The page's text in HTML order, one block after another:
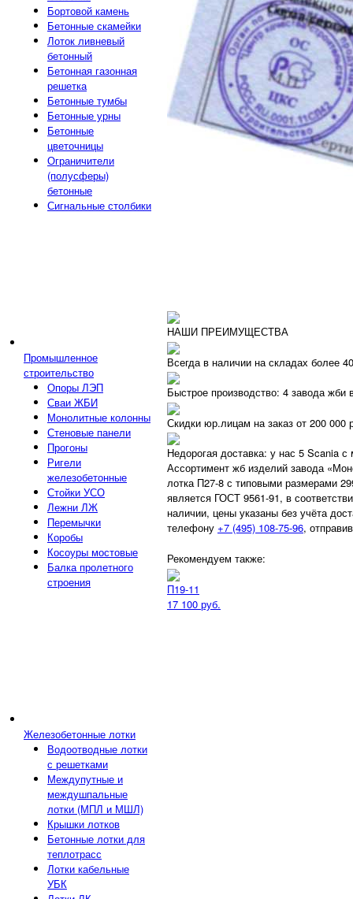
Бортовой камень
Бетонные скамейки
Лоток ливневый
бетонный
Бетонная газонная
решетка
Бетонные тумбы
Бетонные урны
Бетонные
цветочницы
Ограничители
(полусферы)
бетонные
Сигнальные столбики
Промышленное
строительство
Опоры ЛЭП
Сваи ЖБИ
Монолитные колонны
Стеновые панели
Прогоны
Ригели
железобетонные
Стойки УСО
Лежни ЛЖ
Перемычки
Коробы
Косоуры мостовые
Балка пролетного
строения
Железобетонные лотки
Водоотводные лотки
с решетками
Междупутные и
междушпальные
лотки (МПЛ и МШЛ)
Крышки лотков
Бетонные лотки для
теплотрасс
Лотки кабельные
УБК
НАШИ ПРЕИМУЩЕСТВА
Всегда в наличии на складах более
Быстрое производство: 4 завода
Скидки юр.лицам на заказ от 200 000
Недорогая доставка: у нас 5 Scania
Ассортимент жб изделий завода
лотка П27-8 с типовыми размерами
является ГОСТ 9561-91, в
наличии, цены указаны без учёта
телефону +7 (495) 108-75-96,
Рекомендуем также:
П19-11
17 100 руб.